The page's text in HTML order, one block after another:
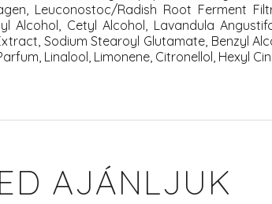
Leuconostoc/Radish Root Ferment
Alcohol, Cetyl Alcohol, Lavandula
Sodium Stearoyl Glutamate, Benzyl
Linalool, Limonene, Citronellol, Hexyl
AJÁNLJUK